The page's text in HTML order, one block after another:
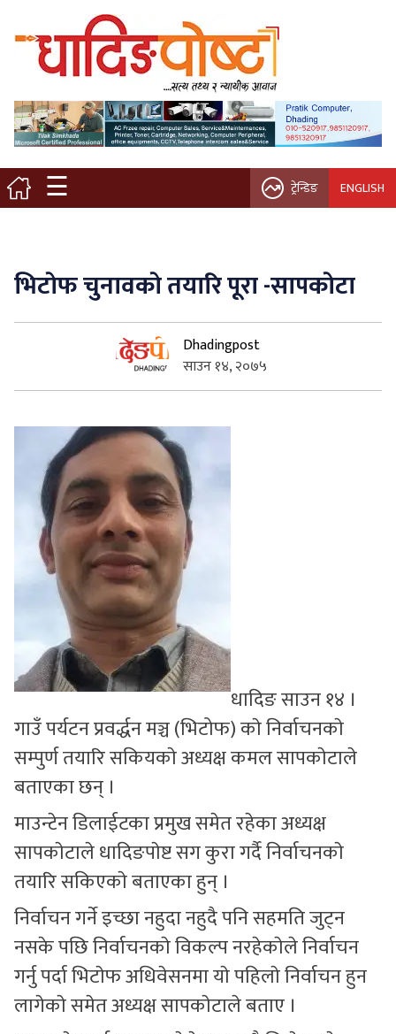
☰
मुख्य पृष्ठ
स्थानीय समाचार
विचार / ब्लग
नगर/गाउँ पालिका
प्रवास
सुचनाहरु
स्वास्थ्य
भिडियो
ट्रेन्डिङ ENGLISH
भिटाेफ चुनावकाे तयारि पूरा -सापकाेटा
Dhadingpost
साउन १४, २०७५
धादिङ साउन १४ ।
गाउँ पर्यटन प्रवर्द्धन मञ्च (भिटोफ) काे निर्वाचनकाे
सम्पुर्ण तयारि सकियकाे अध्यक्ष कमल सापकाेटाले
बताएका छन् ।
माउन्टेन डिलाईटका प्रमुख समेत रहेका अध्यक्ष
सापकाेटाले धादिङपाेष्ट सग कुरा गर्दै निर्वाचनकाे
तयारि सकिएकाे बताएका हुन् ।
निर्वाचन गर्ने इच्छा नहुदा नहुदै पनि सहमति जुट्न
नसके पछि निर्वाचनकाे विकल्प नरहेकाेले निर्वाचन
गर्नु पर्दा भिटाेफ अधिवेसनमा याे पहिलाे निर्वाचन हुन
लागेकाे समेत अध्यक्ष सापकाेटाले बताए ।